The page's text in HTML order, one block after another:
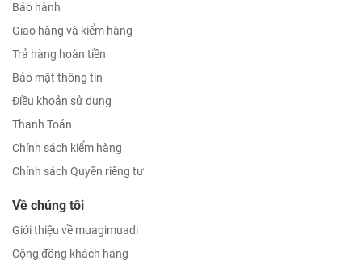
Bảo hành
Giao hàng và kiểm hàng
Trả hàng hoàn tiền
Bảo mật thông tin
Điều khoản sử dụng
Thanh Toán
Chính sách kiểm hàng
Chính sách Quyền riêng tư
Về chúng tôi
Giới thiệu về muagimuadi
Cộng đồng khách hàng